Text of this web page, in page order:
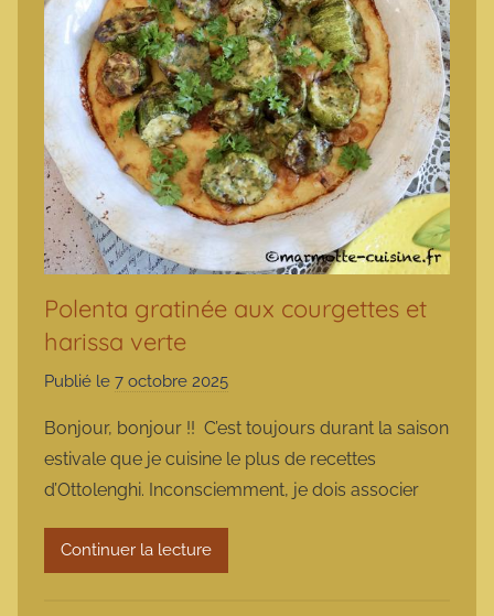
Polenta gratinée aux courgettes et
harissa verte
Publié le 7 octobre 2025
r
m
a
Bonjour, bonjour !! C’est toujours durant la saison
estivale que je cuisine le plus de recettes
d’Ottolenghi. Inconsciemment, je dois associer
Continuer la lecture